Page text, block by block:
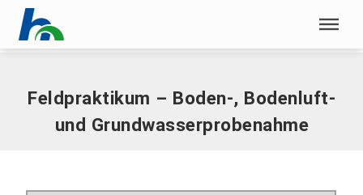
Menü überspringen
Home |Praktika
Feldpraktikum – Boden-, Bodenluft-
und Grundwasserprobenahme